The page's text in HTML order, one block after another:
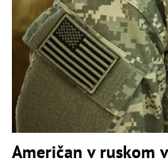
Američan v ruskom